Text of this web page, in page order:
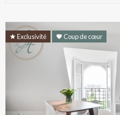
Exclusivité Coup de cœur